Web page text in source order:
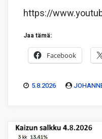
https://
Jaa tämä:
Facebook
5.8.2026